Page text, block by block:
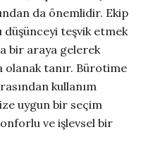
da önemlidir. Ekip
düşünceyi teşvik etmek
bir araya gelerek
olanak tanır. Bürotime
kullanım
uygun bir seçim
ve işlevsel bir